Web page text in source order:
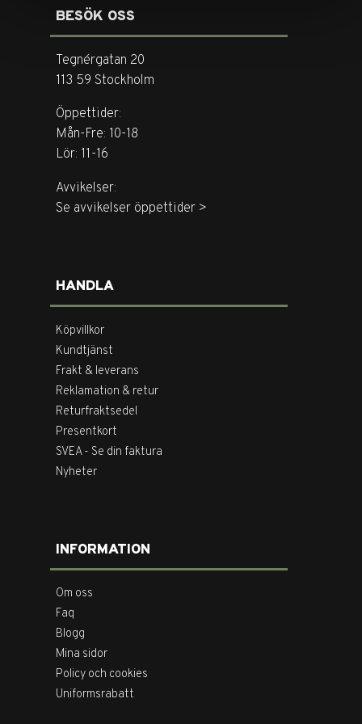
BESÖK OSS
Tegnérgatan 20
113 59 Stockholm
Öppettider:
Mån-Fre: 10-18
Lör: 11-16
Avvikelser:
Se avvikelser öppettider >
HANDLA
Köpvillkor
Kundtjänst
Frakt & leverans
Reklamation & retur
Returfraktsedel
Presentkort
SVEA - Se din faktura
Nyheter
INFORMATION
Om oss
Faq
Blogg
Mina sidor
Policy och cookies
Uniformsrabatt